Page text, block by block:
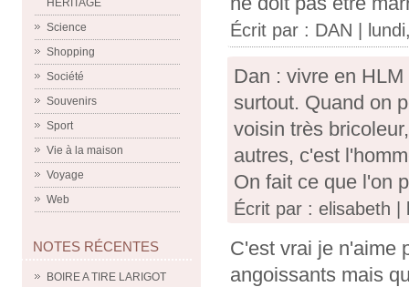
HERITAGE
Science
Shopping
Société
Souvenirs
Sport
Vie à la maison
Voyage
Web
NOTES RÉCENTES
BOIRE A TIRE LARIGOT
Écrit par : DAN |
Dan : vivre en
surtout. Quand on
voisin très
autres, c'est
On fait ce que l'on
Écrit par : elisabeth |
C'est vrai je n'aime
angoissants mais